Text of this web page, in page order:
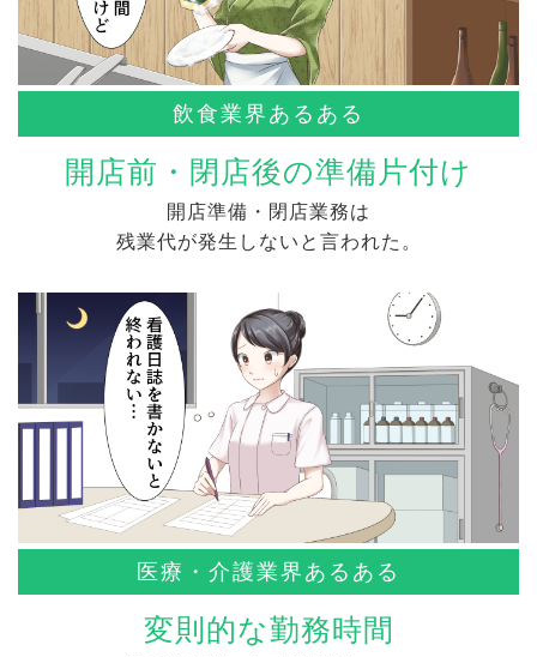
飲食業界あるある
開店前・閉店後の準備片付け
開店準備・閉店業務は
残業代が発生しないと言われた。
医療・介護業界あるある
変則的な勤務時間